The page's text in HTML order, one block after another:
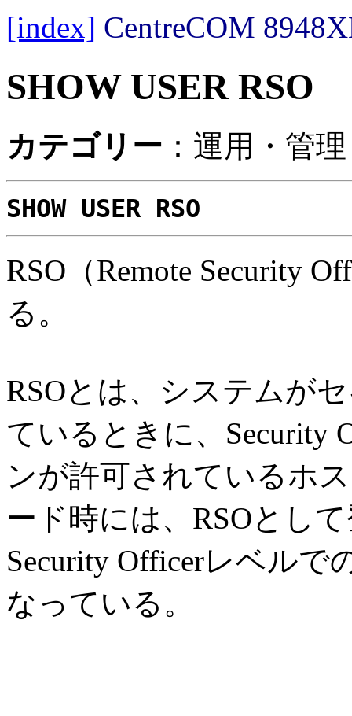
[index] CentreCOM
SHOW USER RSO
カテゴリー ：運用・管
SHOW USER RSO
RSO（Remote Security
る。
RSOとは、システムが
ているときに、Security
ンが許可されているホ
ード時には、RSOとし
Security Officerレベル
なっている。